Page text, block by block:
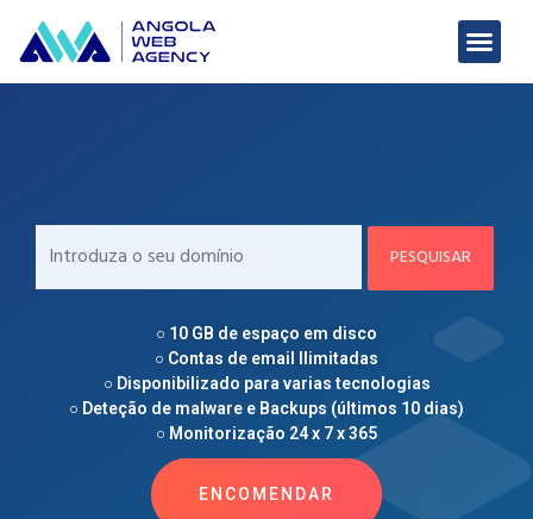
○ 10 GB de espaço em disco
○ Contas de email Ilimitadas
○ Disponibilizado para varias tecnologias
○ Deteção de malware e Backups (últimos 10 dias)
○ Monitorização 24 x 7 x 365
ENCOMENDAR